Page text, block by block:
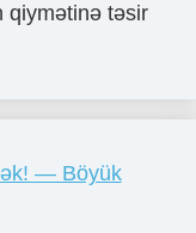
qiymətinə təsir
— Böyük